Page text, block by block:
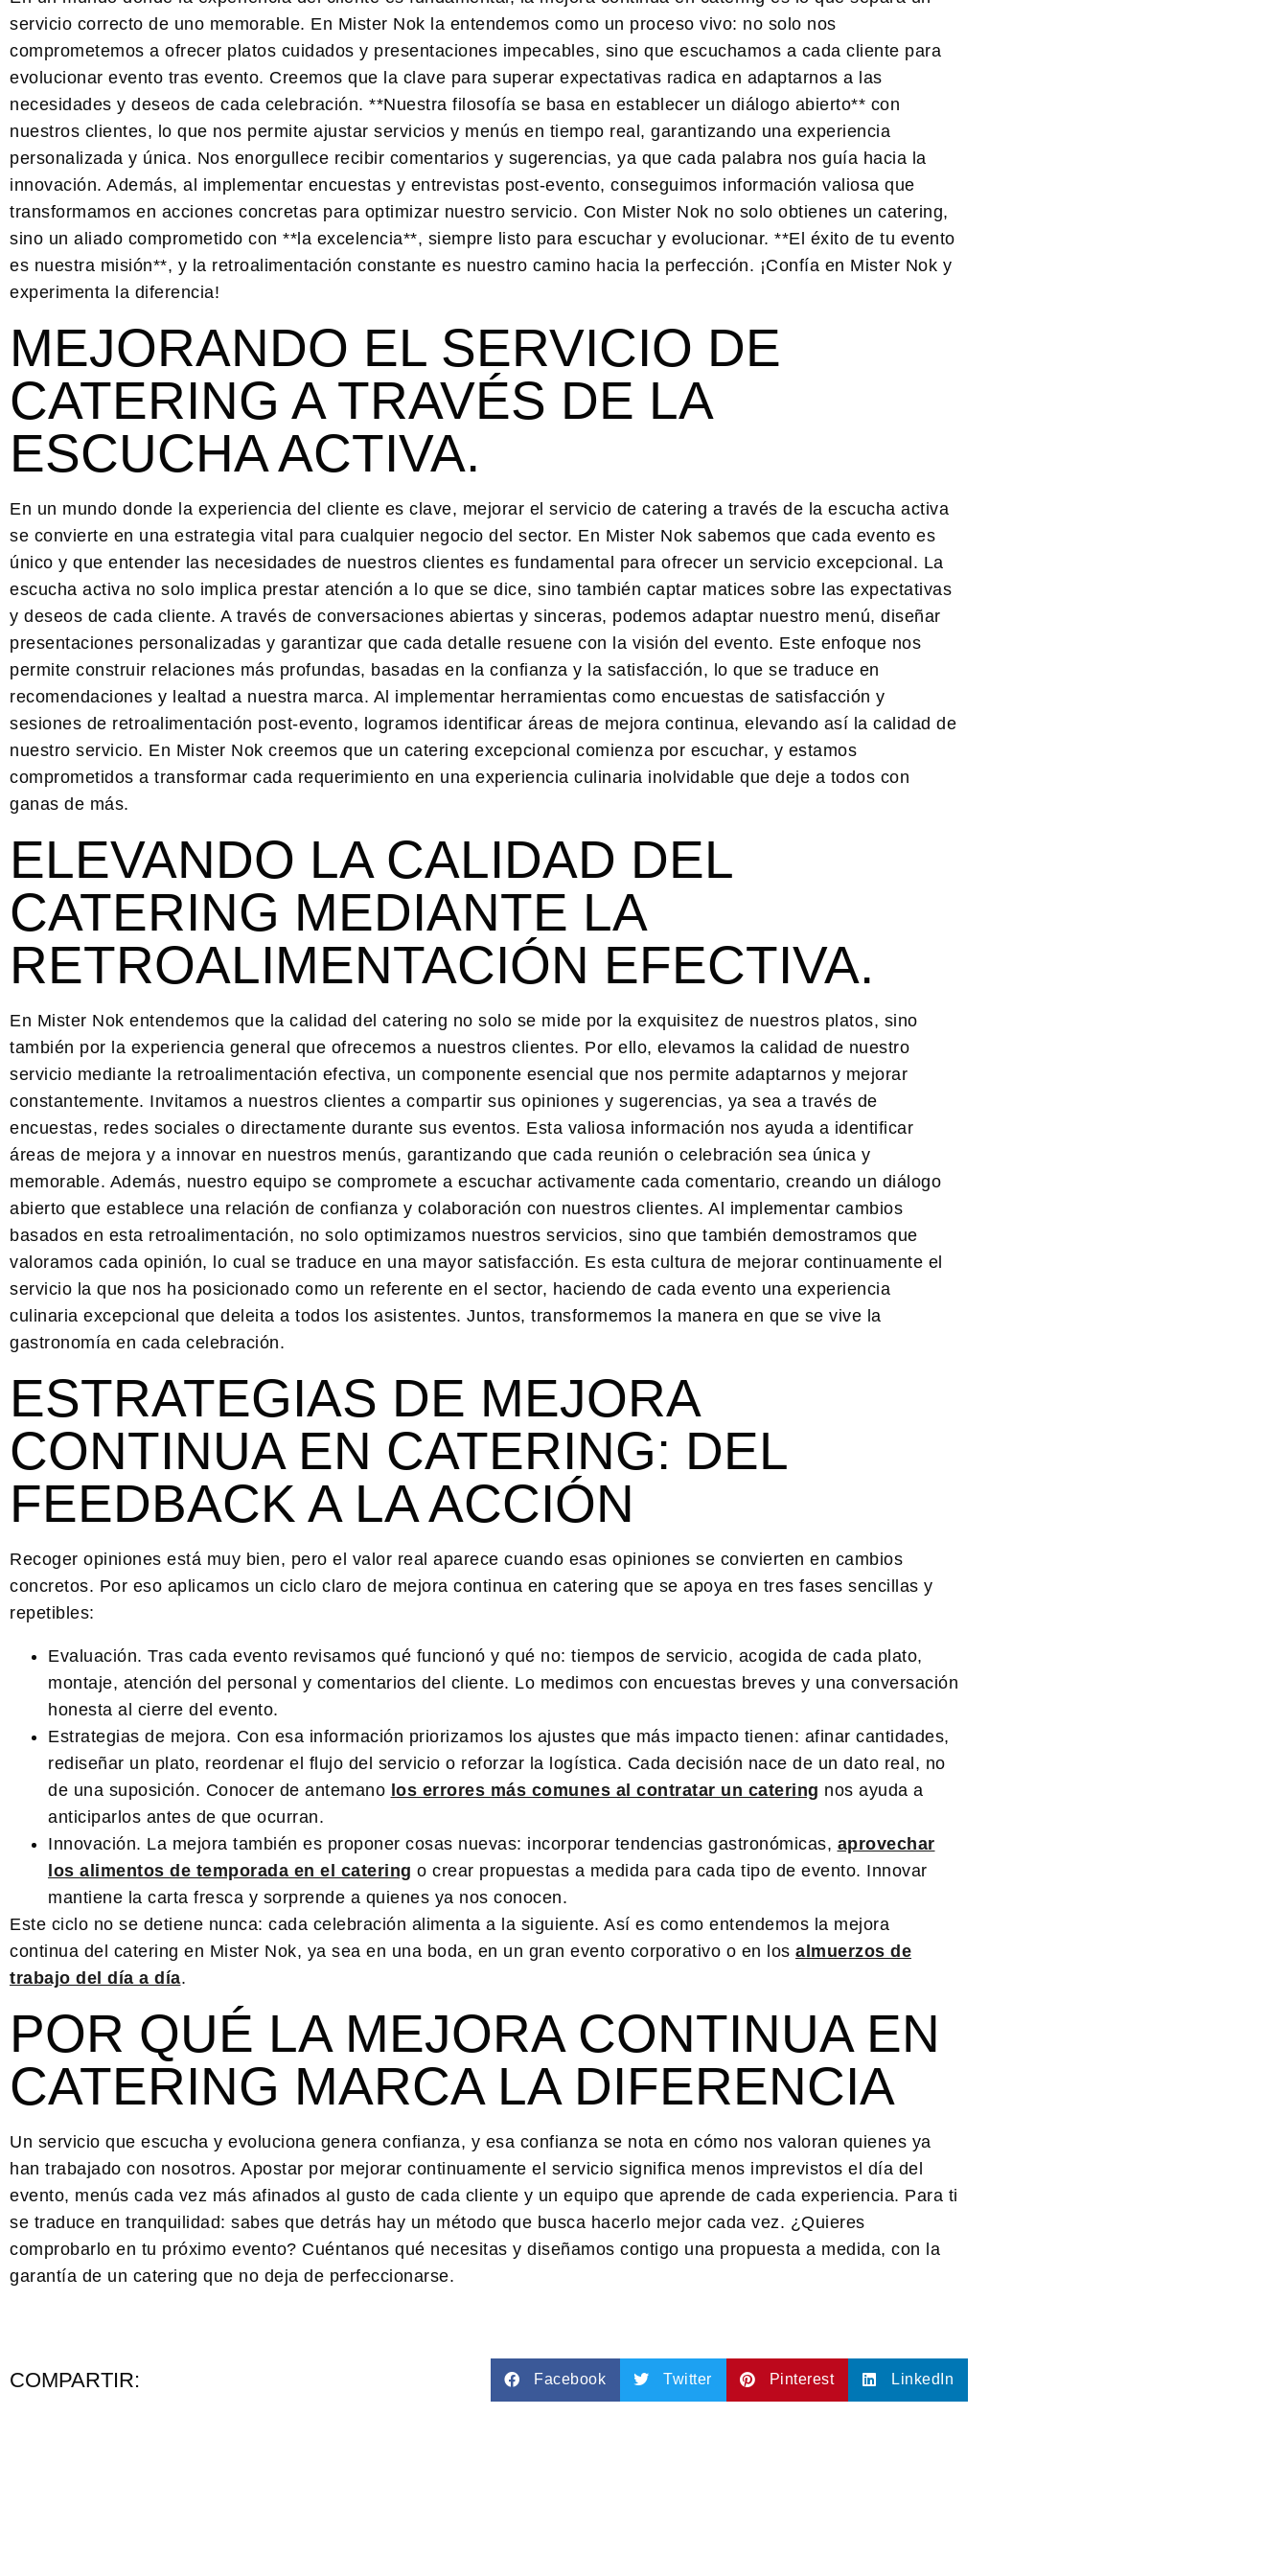
servicio correcto de uno memorable. En Mister Nok la entendemos como un proceso vivo: no solo nos
comprometemos a ofrecer platos cuidados y presentaciones impecables, sino que escuchamos a cada cliente para
evolucionar evento tras evento. Creemos que la clave para superar expectativas radica en adaptarnos a las
necesidades y deseos de cada celebración. **Nuestra filosofía se basa en establecer un diálogo abierto** con
nuestros clientes, lo que nos permite ajustar servicios y menús en tiempo real, garantizando una experiencia
personalizada y única. Nos enorgullece recibir comentarios y sugerencias, ya que cada palabra nos guía hacia la
innovación. Además, al implementar encuestas y entrevistas post-evento, conseguimos información valiosa que
transformamos en acciones concretas para optimizar nuestro servicio. Con Mister Nok no solo obtienes un catering,
sino un aliado comprometido con **la excelencia**, siempre listo para escuchar y evolucionar. **El éxito de tu evento
es nuestra misión**, y la retroalimentación constante es nuestro camino hacia la perfección. ¡Confía en Mister Nok y
experimenta la diferencia!
MEJORANDO EL SERVICIO DE
CATERING A TRAVÉS DE LA
ESCUCHA ACTIVA.
En un mundo donde la experiencia del cliente es clave, mejorar el servicio de catering a través de la escucha activa
se convierte en una estrategia vital para cualquier negocio del sector. En Mister Nok sabemos que cada evento es
único y que entender las necesidades de nuestros clientes es fundamental para ofrecer un servicio excepcional. La
escucha activa no solo implica prestar atención a lo que se dice, sino también captar matices sobre las expectativas
y deseos de cada cliente. A través de conversaciones abiertas y sinceras, podemos adaptar nuestro menú, diseñar
presentaciones personalizadas y garantizar que cada detalle resuene con la visión del evento. Este enfoque nos
permite construir relaciones más profundas, basadas en la confianza y la satisfacción, lo que se traduce en
recomendaciones y lealtad a nuestra marca. Al implementar herramientas como encuestas de satisfacción y
sesiones de retroalimentación post-evento, logramos identificar áreas de mejora continua, elevando así la calidad de
nuestro servicio. En Mister Nok creemos que un catering excepcional comienza por escuchar, y estamos
comprometidos a transformar cada requerimiento en una experiencia culinaria inolvidable que deje a todos con
ganas de más.
ELEVANDO LA CALIDAD DEL
CATERING MEDIANTE LA
RETROALIMENTACIÓN EFECTIVA.
En Mister Nok entendemos que la calidad del catering no solo se mide por la exquisitez de nuestros platos, sino
también por la experiencia general que ofrecemos a nuestros clientes. Por ello, elevamos la calidad de nuestro
servicio mediante la retroalimentación efectiva, un componente esencial que nos permite adaptarnos y mejorar
constantemente. Invitamos a nuestros clientes a compartir sus opiniones y sugerencias, ya sea a través de
encuestas, redes sociales o directamente durante sus eventos. Esta valiosa información nos ayuda a identificar
áreas de mejora y a innovar en nuestros menús, garantizando que cada reunión o celebración sea única y
memorable. Además, nuestro equipo se compromete a escuchar activamente cada comentario, creando un diálogo
abierto que establece una relación de confianza y colaboración con nuestros clientes. Al implementar cambios
basados en esta retroalimentación, no solo optimizamos nuestros servicios, sino que también demostramos que
valoramos cada opinión, lo cual se traduce en una mayor satisfacción. Es esta cultura de mejorar continuamente el
servicio la que nos ha posicionado como un referente en el sector, haciendo de cada evento una experiencia
culinaria excepcional que deleita a todos los asistentes. Juntos, transformemos la manera en que se vive la
gastronomía en cada celebración.
ESTRATEGIAS DE MEJORA
CONTINUA EN CATERING: DEL
FEEDBACK A LA ACCIÓN
Recoger opiniones está muy bien, pero el valor real aparece cuando esas opiniones se convierten en cambios
concretos. Por eso aplicamos un ciclo claro de mejora continua en catering que se apoya en tres fases sencillas y
repetibles:
Evaluación. Tras cada evento revisamos qué funcionó y qué no: tiempos de servicio, acogida de cada plato,
montaje, atención del personal y comentarios del cliente. Lo medimos con encuestas breves y una conversación
honesta al cierre del evento.
Estrategias de mejora. Con esa información priorizamos los ajustes que más impacto tienen: afinar cantidades,
rediseñar un plato, reordenar el flujo del servicio o reforzar la logística. Cada decisión nace de un dato real, no
de una suposición. Conocer de antemano los errores más comunes al contratar un catering nos ayuda a
anticiparlos antes de que ocurran.
Innovación. La mejora también es proponer cosas nuevas: incorporar tendencias gastronómicas, aprovechar
los alimentos de temporada en el catering o crear propuestas a medida para cada tipo de evento. Innovar
mantiene la carta fresca y sorprende a quienes ya nos conocen.
Este ciclo no se detiene nunca: cada celebración alimenta a la siguiente. Así es como entendemos la mejora
continua del catering en Mister Nok, ya sea en una boda, en un gran evento corporativo o en los almuerzos de
trabajo del día a día.
POR QUÉ LA MEJORA CONTINUA EN
CATERING MARCA LA DIFERENCIA
Un servicio que escucha y evoluciona genera confianza, y esa confianza se nota en cómo nos valoran quienes ya
han trabajado con nosotros. Apostar por mejorar continuamente el servicio significa menos imprevistos el día del
evento, menús cada vez más afinados al gusto de cada cliente y un equipo que aprende de cada experiencia. Para ti
se traduce en tranquilidad: sabes que detrás hay un método que busca hacerlo mejor cada vez. ¿Quieres
comprobarlo en tu próximo evento? Cuéntanos qué necesitas y diseñamos contigo una propuesta a medida, con la
garantía de un catering que no deja de perfeccionarse.
COMPARTIR: Facebook Twitter Pinterest LinkedIn